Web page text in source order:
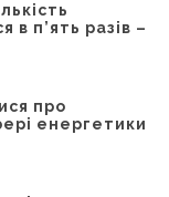
в п’ять разів –
про
енергетики